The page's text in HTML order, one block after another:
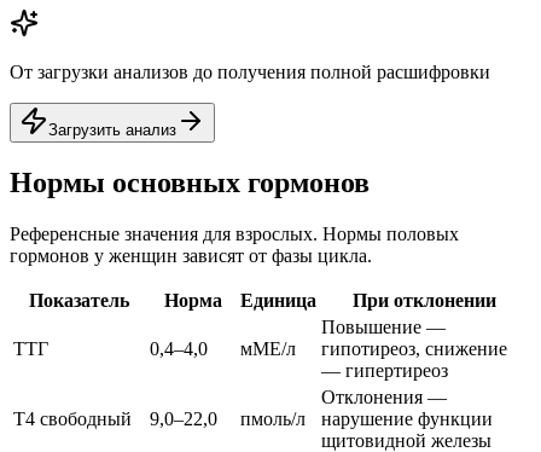
От загрузки анализов до получения полной расшифровки
Загрузить анализ
Нормы основных гормонов
Референсные значения для взрослых. Нормы половых
гормонов у женщин зависят от фазы цикла.
Показатель Норма Единица При отклонении
ТТГ 0,4–4,0 мМЕ/л
Повышение —
гипотиреоз, снижение
— гипертиреоз
Т4 свободный 9,0–22,0 пмоль/л
Отклонения —
нарушение функции
щитовидной железы